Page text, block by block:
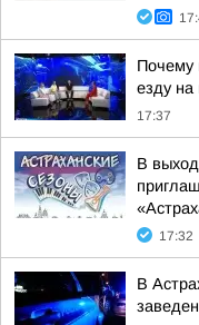
Почему
езду на
17:37
В
17:32
В